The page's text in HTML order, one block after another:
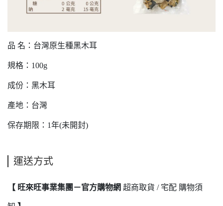
品 名：台灣原生種黑木耳
規格：100g
成份：黑木耳
產地：台灣
保存期限：1年(未開封)
運送方式
【 旺來旺事業集團－官方購物網 超商取貨 / 宅配 購物須